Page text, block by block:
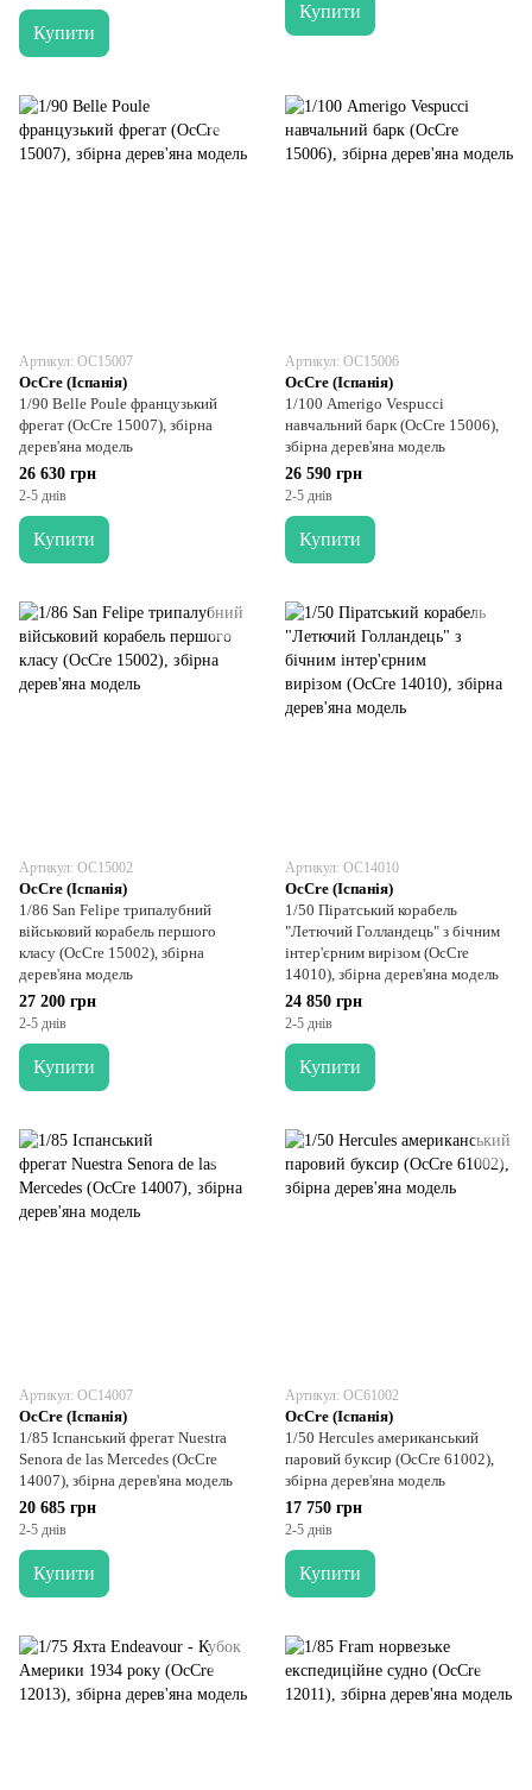
Купити
Купити
Артикул: OC15007
OcCre (Іспанія)
1/90 Belle Poule французький
фрегат (OcCre 15007), збірна
дерев'яна модель
26 630 грн
2-5 днів
Купити
Артикул: OC15006
OcCre (Іспанія)
1/100 Amerigo Vespucci
навчальний барк (OcCre 15006),
збірна дерев'яна модель
26 590 грн
2-5 днів
Купити
Артикул: OC15002
OcCre (Іспанія)
1/86 San Felipe трипалубний
військовий корабель першого
класу (OcCre 15002), збірна
дерев'яна модель
27 200 грн
2-5 днів
Купити
Артикул: OC14010
OcCre (Іспанія)
1/50 Піратський корабель
"Летючий Голландець" з бічним
інтер'єрним вирізом (OcCre
14010), збірна дерев'яна модель
24 850 грн
2-5 днів
Купити
Артикул: OC14007
OcCre (Іспанія)
1/85 Іспанський фрегат Nuestra
Senora de las Mercedes (OcCre
14007), збірна дерев'яна модель
20 685 грн
2-5 днів
Купити
Артикул: OC61002
OcCre (Іспанія)
1/50 Hercules американський
паровий буксир (OcCre 61002),
збірна дерев'яна модель
17 750 грн
2-5 днів
Купити